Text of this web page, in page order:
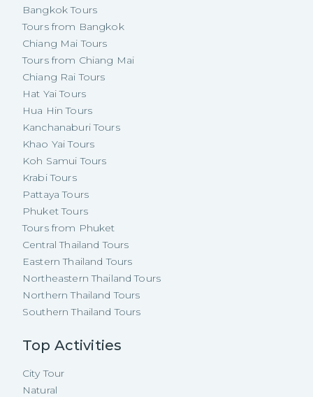
Bangkok Tours
Tours from Bangkok
Chiang Mai Tours
Tours from Chiang Mai
Chiang Rai Tours
Hat Yai Tours
Hua Hin Tours
Kanchanaburi Tours
Khao Yai Tours
Koh Samui Tours
Krabi Tours
Pattaya Tours
Phuket Tours
Tours from Phuket
Central Thailand Tours
Eastern Thailand Tours
Northeastern Thailand Tours
Northern Thailand Tours
Southern Thailand Tours
Top Activities
City Tour
Natural